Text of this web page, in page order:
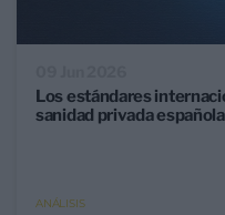
Los estándares
sanidad privada española
ANÁLISIS